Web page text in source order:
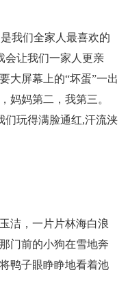
我们全家人最喜欢的
让我们一家人更亲
大屏幕上的“坏蛋”一出
妈妈第二，我第三。
玩得满脸通红,汗流浃
洁，一片片林海白浪
门前的小狗在雪地奔
鸭子眼睁睁地看着池